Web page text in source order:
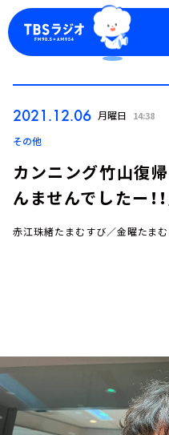
お知らせ
イベント・グッズ
YouTube
会社情報
2021.12.06 月曜日 14:38
その他
カンニング竹山復帰
んませんでしたー！！
赤江珠緒たまむすび／金曜たま